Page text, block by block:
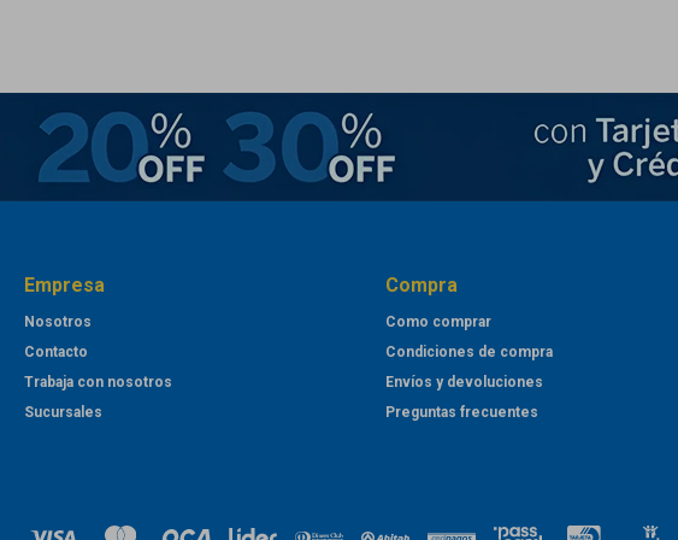
Empresa
Nosotros
Contacto
Trabaja con nosotros
Sucursales
Compra
Como comprar
Condiciones de compra
Envíos y devoluciones
Preguntas frecuentes